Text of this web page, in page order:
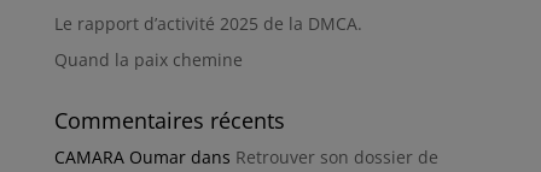
Le rapport d’activité 2025 de la DMCA.
Quand la paix chemine
Commentaires récents
CAMARA Oumardans Retrouver son dossier de